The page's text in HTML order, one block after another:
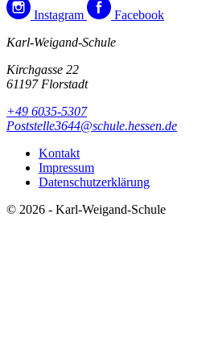
Instagram
Facebook
Karl-Weigand-Schule
Kirchgasse 22
61197 Florstadt
+49 6035-5307
Poststelle3644@schule.hessen.de
Kontakt
Impressum
Datenschutzerklärung
© 2026 - Karl-Weigand-Schule